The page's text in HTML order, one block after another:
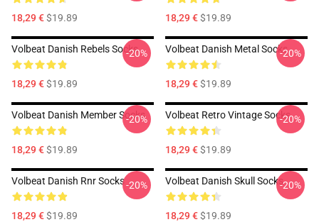
18,29 €$19.89 18,29 €$19.89
Volbeat Danish Rebels Socks
18,29 €$19.89
-20% Volbeat Danish Metal Socks
18,29 €$19.89
-20%
Volbeat Danish Member Socks
18,29 €$19.89
-20% Volbeat Retro Vintage Socks
18,29 €$19.89
-20%
Volbeat Danish Rnr Socks
18,29 €$19.89
-20% Volbeat Danish Skull Socks
18,29 €$19.89
-20%